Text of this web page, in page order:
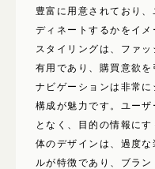
豊富に用意されており
ディネートするかをイ
スタイリングは、ファ
有用であり、購買意欲を
ナビゲーションは非常
構成が魅力です。ユー
となく、目的の情報に
体のデザインは、過度
ルが特徴であり、ブラ